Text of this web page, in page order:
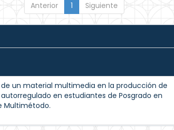
Anterior 1 Siguiente
un material multimedia en la producción de
en estudiantes de Posgrado en
Multimétodo.